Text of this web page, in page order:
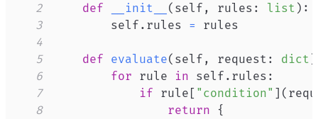
2
def __init__ ( self , rules : list ) :
3
        self
. rules =
4
5
def evaluate( self , request : dict )
6
for rule in self . rules :
7
if rule [ "condition" ] (
8
return
{